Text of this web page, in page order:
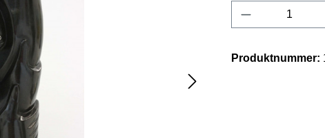
Produkt
Produktnummer: